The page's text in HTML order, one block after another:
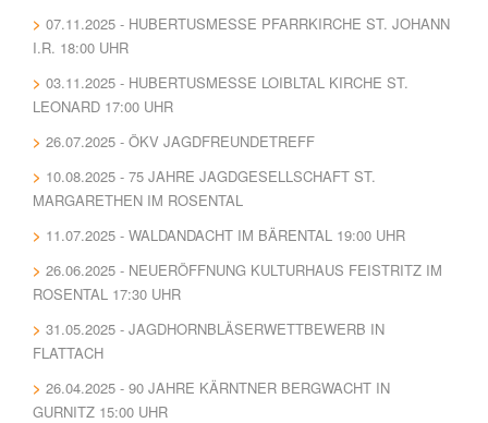
07.11.2025 - HUBERTUSMESSE PFARRKIRCHE ST. JOHANN
I.R. 18:00 UHR
03.11.2025 - HUBERTUSMESSE LOIBLTAL KIRCHE ST.
LEONARD 17:00 UHR
26.07.2025 - ÖKV JAGDFREUNDETREFF
10.08.2025 - 75 JAHRE JAGDGESELLSCHAFT ST.
MARGARETHEN IM ROSENTAL
11.07.2025 - WALDANDACHT IM BÄRENTAL 19:00 UHR
26.06.2025 - NEUERÖFFNUNG KULTURHAUS FEISTRITZ IM
ROSENTAL 17:30 UHR
31.05.2025 - JAGDHORNBLÄSERWETTBEWERB IN
FLATTACH
26.04.2025 - 90 JAHRE KÄRNTNER BERGWACHT IN
GURNITZ 15:00 UHR